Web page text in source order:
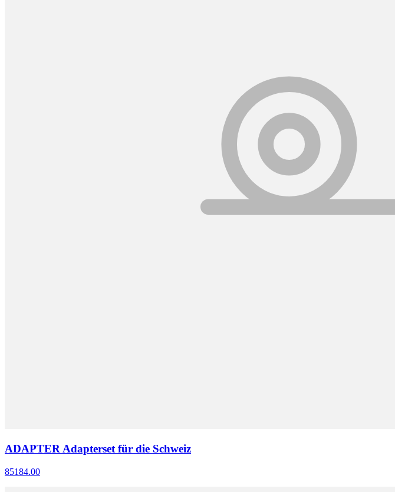
ADAPTER Adapterset für die Schweiz
85184.00